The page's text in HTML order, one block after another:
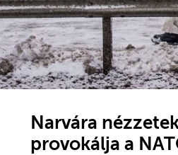
Narvára
provokálja a